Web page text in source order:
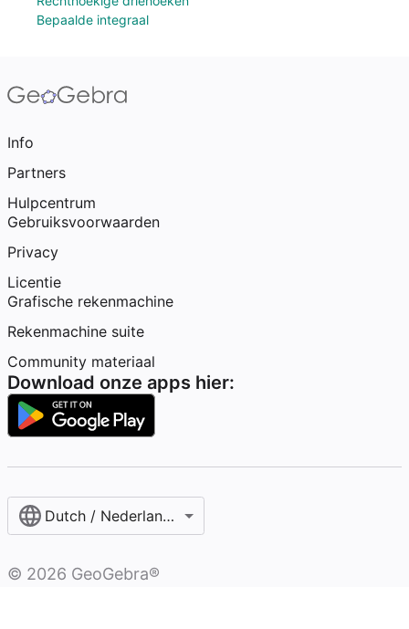
Bepaalde integraal
Info
Partners
Hulpcentrum
Gebruiksvoorwaarden
Privacy
Licentie
Grafische rekenmachine
Rekenmachine suite
Community materiaal
Download onze apps hier:
Dutch / Nederlands‎ (België)‎
© 2026 GeoGebra®